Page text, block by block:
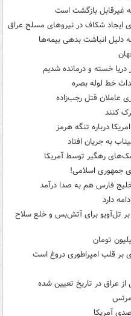
غیرقابل بازگشت است
ایجاد شکاف در نیروهای مسلح عراق
دلیل انباشت بدهی بیمه‌ها
خط لوله بصره
عاملان قتل رجب‌زاده
کنند
درباره تنگه هرمز
به جریان افتاد
رهگیر توسط آمریکا
جمهوری اسلامی!
فارس هم به صدا درآمد
دارد
بر تل‌آویو برای آتش‌بس و خلع سلاح
بر قلب امپراطوری دروغ است
از عراق در تاریخ تعیین شده
مرتس